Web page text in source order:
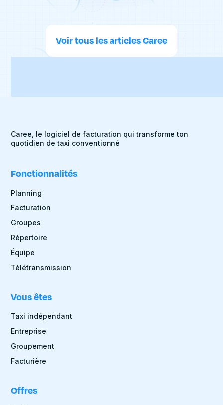
Voir tous les articles Caree
Caree, le logiciel de facturation qui transforme ton
quotidien de taxi conventionné
Fonctionnalités
Planning
Facturation
Groupes
Répertoire
Équipe
Télétransmission
Vous êtes
Taxi indépendant
Entreprise
Groupement
Facturière
Offres